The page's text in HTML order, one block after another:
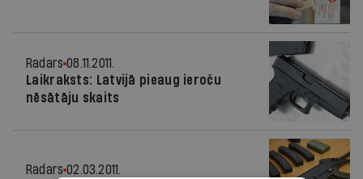
Radars 08.11.2011.
Laikraksts: Latvijā pieaug ieroču
nēsātāju skaits
Radars 02.03.2011.